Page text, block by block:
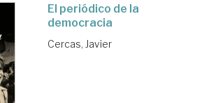
El periódico de la
democracia
Cercas, Javier